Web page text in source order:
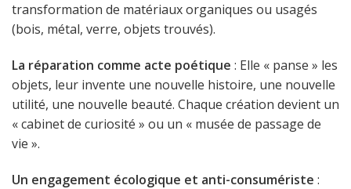
transformation de matériaux organiques ou usagés
(bois, métal, verre, objets trouvés).
La réparation comme acte poétique : Elle « panse » les
objets, leur invente une nouvelle histoire, une nouvelle
utilité, une nouvelle beauté. Chaque création devient un
« cabinet de curiosité » ou un « musée de passage de
vie ».
Un engagement écologique et anti-consumériste :